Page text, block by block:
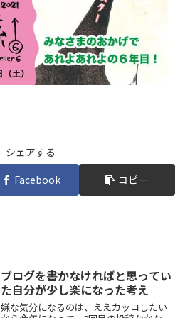
シェアする
Facebook コピー
ブログを書かなければと思ってい
た自分が少し楽になった考え
嫌な気分になるのは、ええカッコしたい